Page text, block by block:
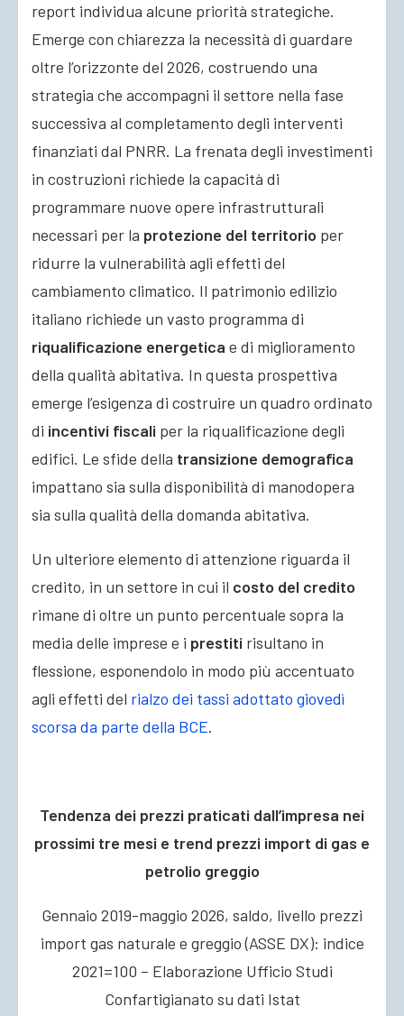
report individua alcune priorità strategiche.
Emerge con chiarezza la necessità di guardare
oltre l’orizzonte del 2026, costruendo una
strategia che accompagni il settore nella fase
successiva al completamento degli interventi
finanziati dal PNRR. La frenata degli investimenti
in costruzioni richiede la capacità di
programmare nuove opere infrastrutturali
necessari per la protezione del territorio per
ridurre la vulnerabilità agli effetti del
cambiamento climatico. Il patrimonio edilizio
italiano richiede un vasto programma di
riqualificazione energetica e di miglioramento
della qualità abitativa. In questa prospettiva
emerge l’esigenza di costruire un quadro ordinato
di incentivi fiscali per la riqualificazione degli
edifici. Le sfide della transizione demografica
impattano sia sulla disponibilità di manodopera
sia sulla qualità della domanda abitativa.
Un ulteriore elemento di attenzione riguarda il
credito, in un settore in cui il costo del credito
rimane di oltre un punto percentuale sopra la
media delle imprese e i prestiti risultano in
flessione, esponendolo in modo più accentuato
agli effetti del rialzo dei tassi adottato giovedì
scorsa da parte della BCE.
Tendenza dei prezzi praticati dall’impresa nei
prossimi tre mesi e trend prezzi import di gas e
petrolio greggio
Gennaio 2019-maggio 2026, saldo, livello prezzi
import gas naturale e greggio (ASSE DX): indice
2021=100 – Elaborazione Ufficio Studi
Confartigianato su dati Istat